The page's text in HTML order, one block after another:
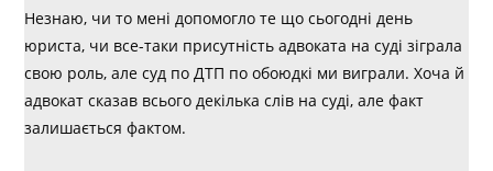
Незнаю, чи то мені допомогло те що сьогодні день
юриста, чи все-таки присутність адвоката на суді зіграла
свою роль, але суд по ДТП по обоюдкі ми виграли. Хоча й
адвокат сказав всього декілька слів на суді, але факт
залишається фактом.